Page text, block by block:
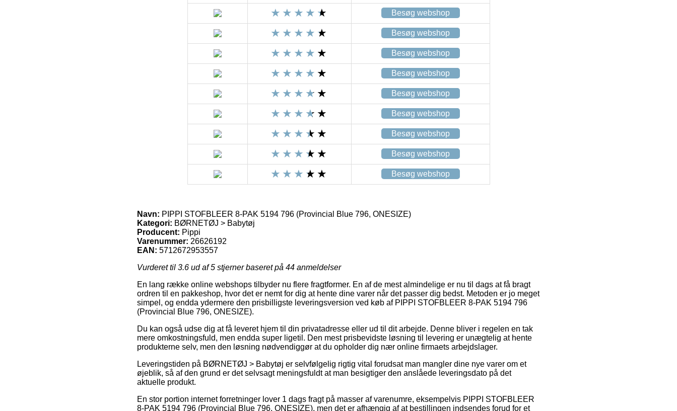
Besøg webshop
Besøg webshop
Besøg webshop
Besøg webshop
Besøg webshop
Besøg webshop
Besøg webshop
Besøg webshop
Besøg webshop
Navn: PIPPI STOFBLEER 8-PAK 5194 796 (Provincial Blue 796, ONESIZE)
Kategori: BØRNETØJ > Babytøj
Producent: Pippi
Varenummer: 26626192
EAN: 5712672953557
Vurderet til 3.6 ud af 5 stjerner baseret på 44 anmeldelser
En lang række online webshops tilbyder nu flere fragtformer. En af de mest almindelige er nu til dags at få bragt
ordren til en pakkeshop, hvor det er nemt for dig at hente dine varer når det passer dig bedst. Metoden er jo meget
simpel, og endda ydermere den prisbilligste leveringsversion ved køb af PIPPI STOFBLEER 8-PAK 5194 796
(Provincial Blue 796, ONESIZE).
Du kan også udse dig at få leveret hjem til din privatadresse eller ud til dit arbejde. Denne bliver i regelen en tak
mere omkostningsfuld, men endda super ligetil. Den mest prisbevidste løsning til levering er unægtelig at hente
produkterne selv, men den løsning nødvendiggør at du opholder dig nær online firmaets arbejdslager.
Leveringstiden på BØRNETØJ > Babytøj er selvfølgelig rigtig vital forudsat man mangler dine nye varer om et
øjeblik, så af den grund er det selvsagt meningsfuldt at man besigtiger den anslåede leveringsdato på det
aktuelle produkt.
En stor portion internet forretninger lover 1 dags fragt på masser af varenumre, eksempelvis PIPPI STOFBLEER
8-PAK 5194 796 (Provincial Blue 796, ONESIZE), men det er afhængig af at bestillingen indsendes forud for et